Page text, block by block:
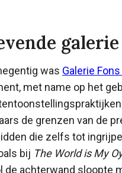
galerie
was Galerie
met name op het
de grenzen van de
die zelfs tot
bij The World is My
de achterwand sloopte